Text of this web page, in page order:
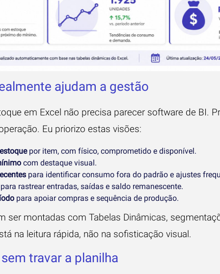
ajudam a gestão
em Excel não precisa parecer software de BI.
Eu priorizo estas visões:
por item, com físico, comprometido e disponível.
com destaque visual.
para identificar consumo fora do padrão e ajustes
rastrear entradas, saídas e saldo remanescente.
para apoiar compras e sequência de produção.
ser montadas com Tabelas Dinâmicas,
na leitura rápida, não na sofisticação visual.
travar a planilha